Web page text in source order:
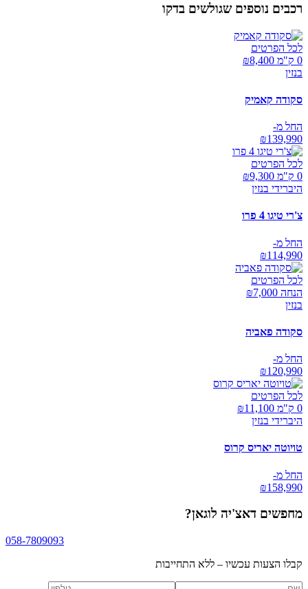
רכבים נוספים שגולשים בדקו
לכל הפרטים
0 ק"מ ₪
8,400
בנזין
סקודה קאמיק
החל מ-
₪139,990
לכל הפרטים
0 ק"מ ₪
9,300
היברידי בנזין
צ'רי טיגו 4 פרו
החל מ-
₪114,990
לכל הפרטים
הנחה ₪ 7,000
בנזין
סקודה פאביה
החל מ-
₪120,990
לכל הפרטים
0 ק"מ ₪
11,100
היברידי בנזין
טויוטה יאריס קרוס
החל מ-
₪158,990
מחפשים דאצ'יה לוגאן?
058-7809093
קבלו הצעות עכשיו – ללא התחייבות